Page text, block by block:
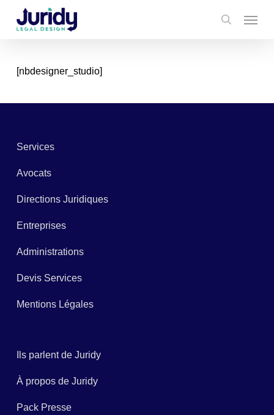
search
Menu
[nbdesigner_studio]
Services
Avocats
Directions Juridiques
Entreprises
Administrations
Devis Services
Mentions Légales
Ils parlent de Juridy
À propos de Juridy
Pack Presse